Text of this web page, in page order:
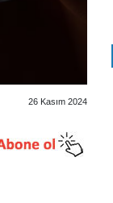
26 Kasım 2024